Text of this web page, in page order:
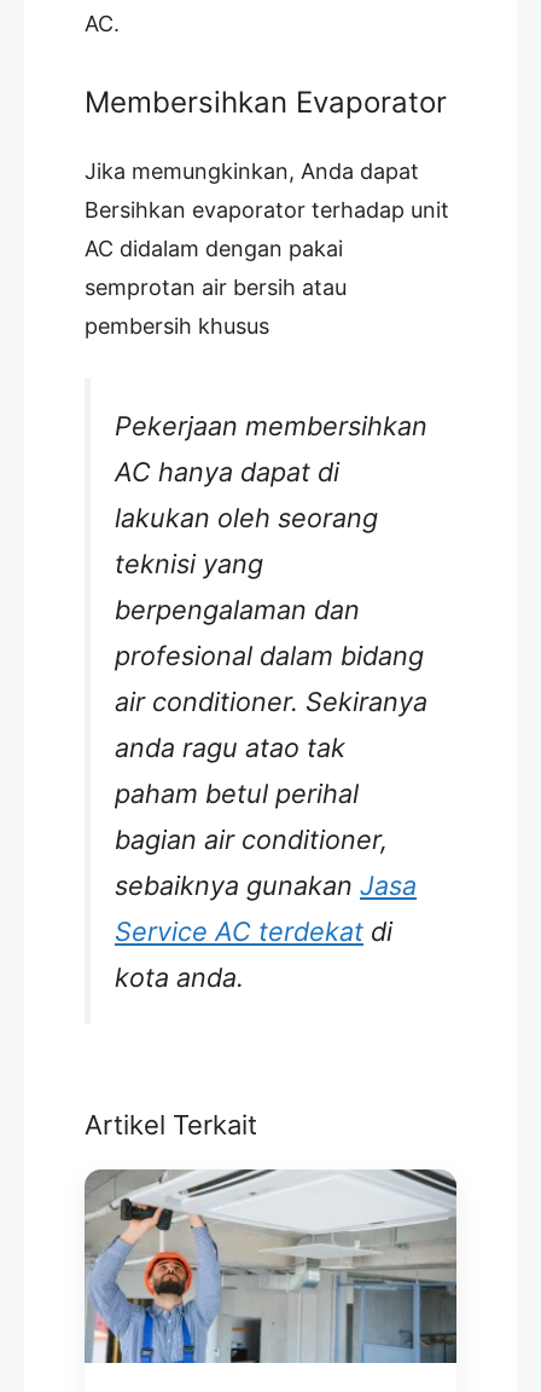
AC.
Membersihkan Evaporator
Jika memungkinkan, Anda dapat
Bersihkan evaporator terhadap unit
AC didalam dengan pakai
semprotan air bersih atau
pembersih khusus
Pekerjaan membersihkan
AC hanya dapat di
lakukan oleh seorang
teknisi yang
berpengalaman dan
profesional dalam bidang
air conditioner. Sekiranya
anda ragu atao tak
paham betul perihal
bagian air conditioner,
sebaiknya gunakan Jasa
Service AC terdekat di
kota anda.
Artikel Terkait